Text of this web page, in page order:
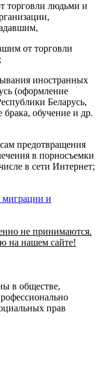
торговли людьми и
от торговли
иностранных
(оформление
Беларусь,
брака, обучение и др.
предотвращения
в порносъемки
в сети Интернет;
миграции и
не принимаются.
на нашем сайте!
в обществе,
прав